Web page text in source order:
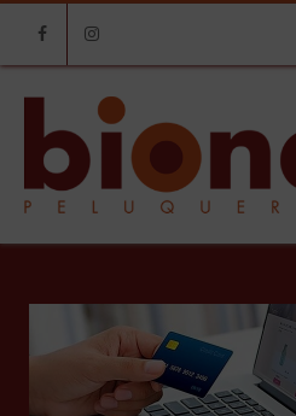
FacebookInstagram